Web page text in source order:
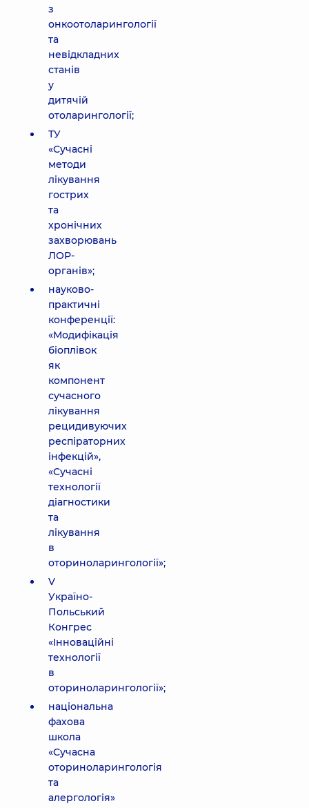
з
онкоотоларингології
та
невідкладних
станів
у
дитячій
отоларингології;
ТУ
«Сучасні
методи
лікування
гострих
та
хронічних
захворювань
ЛОР-
органів»;
науково-
практичні
конференції:
«Модифікація
біоплівок
як
компонент
сучасного
лікування
рецидивуючих
респіраторних
інфекцій»,
«Сучасні
технології
діагностики
та
лікування
в
оториноларингології»;
V
Україно-
Польський
Конгрес
«Інноваційні
технології
в
оториноларингології»;
національна
фахова
школа
«Сучасна
оториноларингологія
та
алергологія»